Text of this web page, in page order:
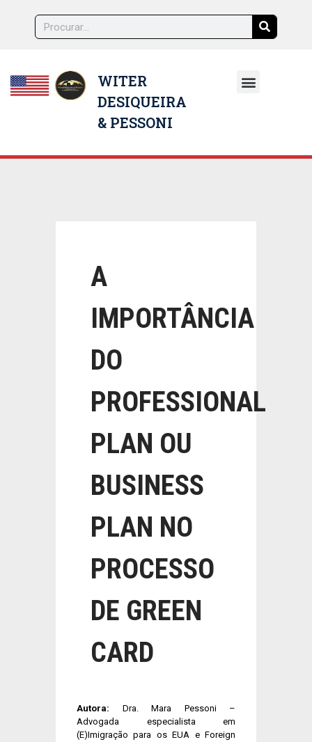
WITER
DESIQUEIRA
& PESSONI
A
IMPORTÂNCIA
DO
PROFESSIONAL
PLAN OU
BUSINESS
PLAN NO
PROCESSO
DE GREEN
CARD
Autora: Dra. Mara Pessoni –
Advogada especialista em
(E)Imigração para os EUA e Foreign